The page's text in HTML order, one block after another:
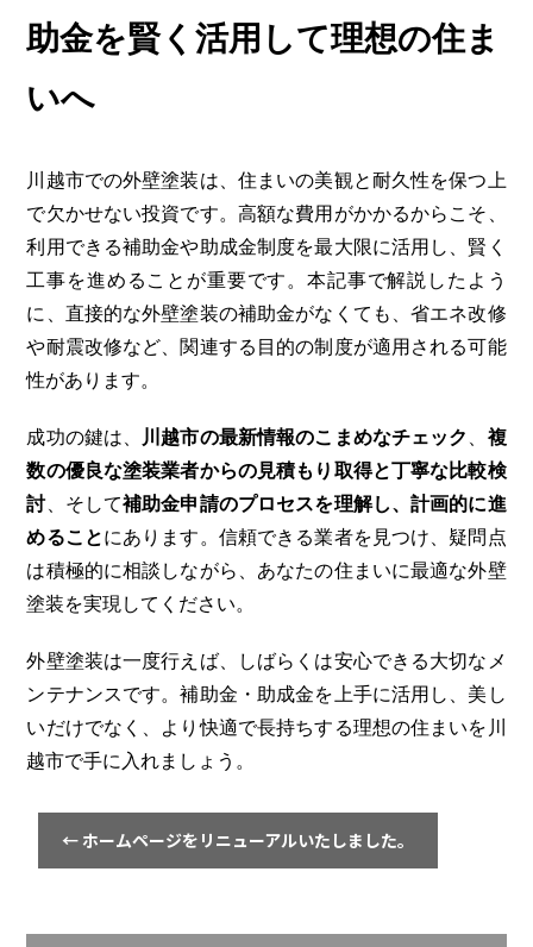
助金を賢く活用して理想の住ま
いへ
川越市での外壁塗装は、住まいの美観と耐久性を保つ上
で欠かせない投資です。高額な費用がかかるからこそ、
利用できる補助金や助成金制度を最大限に活用し、賢く
工事を進めることが重要です。本記事で解説したよう
に、直接的な外壁塗装の補助金がなくても、省エネ改修
や耐震改修など、関連する目的の制度が適用される可能
性があります。
成功の鍵は、 川越市の最新情報のこまめなチェック
複
数の優良な塗装業者からの見積もり取得と丁寧な比較検
討、そして補助金申請のプロセスを理解し、計画的に進
めることにあります。信頼できる業者を見つけ、疑問点
は積極的に相談しながら、あなたの住まいに最適な外壁
塗装を実現してください。
外壁塗装は一度行えば、しばらくは安心できる大切なメ
ンテナンスです。補助金・助成金を上手に活用し、美し
いだけでなく、より快適で長持ちする理想の住まいを川
越市で手に入れましょう。
← ホームページをリニューアルいたしました。